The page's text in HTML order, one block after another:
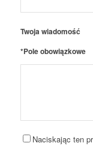
Twoja wiadomość
*Pole obowiązkowe
Naciskając ten